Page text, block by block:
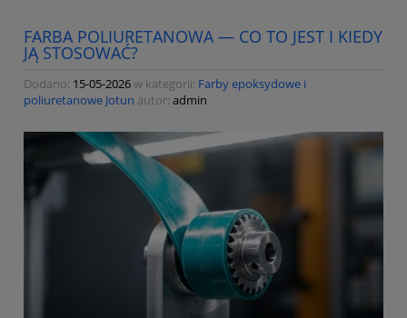
FARBA POLIURETANOWA — CO TO JEST I KIEDY
JĄ STOSOWAĆ?
Dodano: 15-05-2026w kategorii: Farby epoksydowe i
poliuretanowe Jotun autor: admin